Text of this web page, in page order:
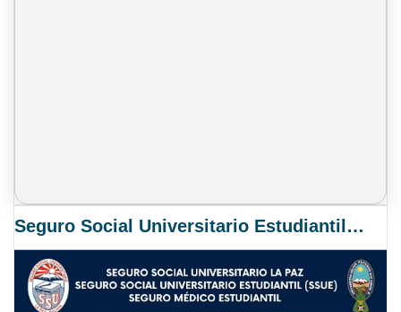
Seguro Social Universitario Estudiantil SSUE